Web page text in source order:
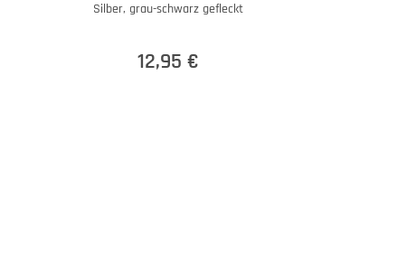
Silber, grau-schwarz gefleckt
12,95 €